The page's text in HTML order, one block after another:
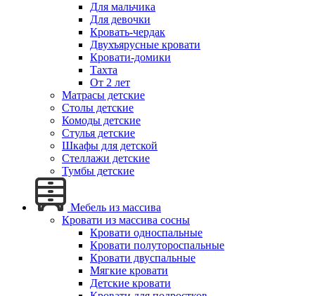
Для мальчика
Для девочки
Кровать-чердак
Двухъярусные кровати
Кровати-домики
Тахта
От 2 лет
Матрасы детские
Столы детские
Комоды детские
Стулья детские
Шкафы для детской
Стеллажи детские
Тумбы детские
Мебель из массива
Кровати из массива сосны
Кровати односпальные
Кровати полутороспальные
Кровати двуспальные
Мягкие кровати
Детские кровати